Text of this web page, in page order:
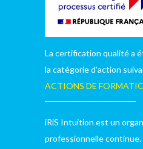
La certification qualité a
la catégorie d'action
ACTIONS DE
iRiS Intuition est un
professionnelle continue.